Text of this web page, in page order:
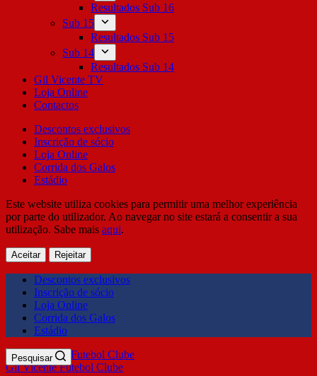
Resultados Sub 16
Sub 15
Resultados Sub 15
Sub 14
Resultados Sub 14
Gil Vicente TV
Loja Online
Contactos
Descontos exclusivos
Inscrição de sócio
Loja Online
Corrida dos Galos
Estádio
Este website utiliza cookies para permitir uma melhor experiência
por parte do utilizador. Ao navegar no site estará a consentir a sua
utilização. Sabe mais aqui.
Aceitar Rejeitar
Descontos exclusivos
Inscrição de sócio
Loja Online
Corrida dos Galos
Estádio
Gil Vicente Futebol Clube
Pesquisar